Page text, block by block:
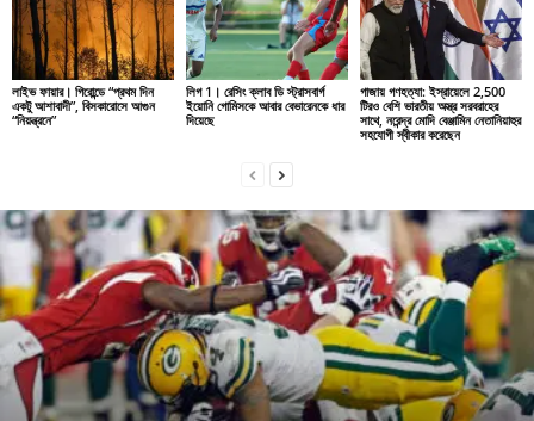
লাইভ ফায়ার। গিরোন্ডে “প্রথম দিন
একটু আশাবাদী”, বিসকারোসে আগুন
“নিয়ন্ত্রনে”
লিগ 1। রেসিং ক্লাব ডি স্ট্রাসবার্গ
ইয়োনি গোমিসকে আবার বেভারেনকে ধার
দিয়েছে
গাজায় গণহত্যা: ইস্রায়েলে 2,500
টিরও বেশি ভারতীয় অস্ত্র সরবরাহের
সাথে, নরেন্দ্র মোদি বেঞ্জামিন নেতানিয়াহুর
সহযোগী স্বীকার করেছেন